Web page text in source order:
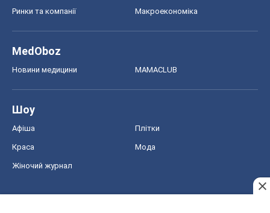
Ринки та компанії Макроекономіка
MedOboz
Новини медицини MAMACLUB
Шоу
Афіша Плітки
Краса Мода
Жіночий журнал